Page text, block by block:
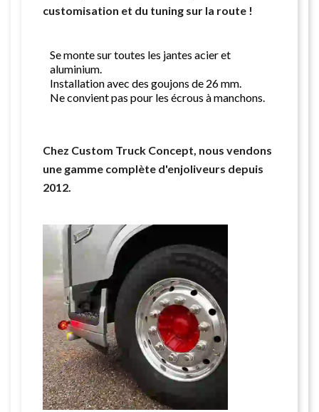
customisation et du tuning sur la route !
Se monte sur toutes les jantes acier et
aluminium.
Installation avec des goujons de 26 mm.
Ne convient pas pour les écrous à manchons.
Chez Custom Truck Concept, nous vendons
une gamme complète d'enjoliveurs depuis
2012.